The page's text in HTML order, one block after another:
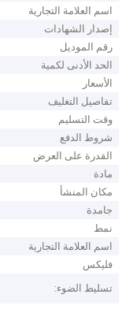
اسم العلامة التجارية
إصدار الشهادات
رقم الموديل
الحد الأدنى لكمية
الأسعار
تفاصيل التغليف
وقت التسليم
شروط الدفع
القدرة على العرض
مادة
مكان المنشأ
جامدة
نمط
اسم العلامة التجارية
فليكس
تسليط الضوء: